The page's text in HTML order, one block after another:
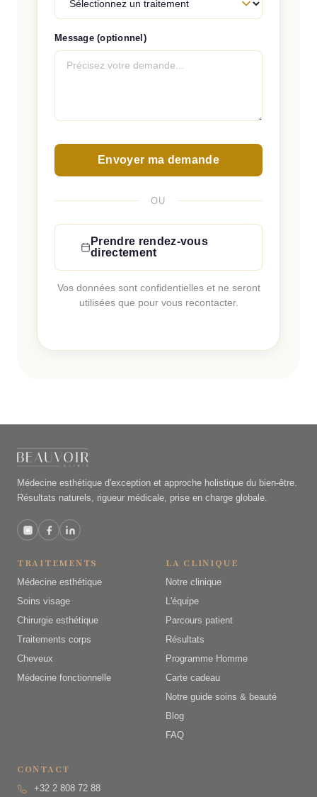
Message (optionnel)
Envoyer ma demande
OU
Prendre rendez-vous
directement
Vos données sont confidentielles et ne seront
utilisées que pour vous recontacter.
Médecine esthétique d'exception et approche holistique du bien-être.
Résultats naturels, rigueur médicale, prise en charge globale.
TRAITEMENTS
Médecine esthétique
Soins visage
Chirurgie esthétique
Traitements corps
Cheveux
Médecine fonctionnelle
LA CLINIQUE
Notre clinique
L'équipe
Parcours patient
Résultats
Programme Homme
Carte cadeau
Notre guide soins & beauté
Blog
FAQ
CONTACT
+32 2 808 72 88